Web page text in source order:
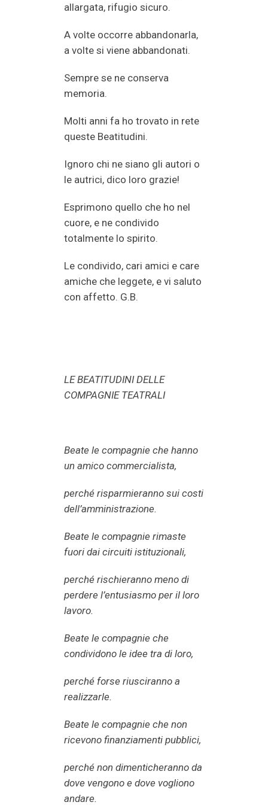
allargata, rifugio sicuro.
A volte occorre abbandonarla,
a volte si viene abbandonati.
Sempre se ne conserva
memoria.
Molti anni fa ho trovato in rete
queste Beatitudini.
Ignoro chi ne siano gli autori o
le autrici, dico loro grazie!
Esprimono quello che ho nel
cuore, e ne condivido
totalmente lo spirito.
Le condivido, cari amici e care
amiche che leggete, e vi saluto
con affetto. G.B.
LE BEATITUDINI DELLE
COMPAGNIE TEATRALI
Beate le compagnie che hanno
un amico commercialista,
perché risparmieranno sui costi
dell’amministrazione.
Beate le compagnie rimaste
fuori dai circuiti istituzionali,
perché rischieranno meno di
perdere l’entusiasmo per il loro
lavoro.
Beate le compagnie che
condividono le idee tra di loro,
perché forse riusciranno a
realizzarle.
Beate le compagnie che non
ricevono finanziamenti pubblici,
perché non dimenticheranno da
dove vengono e dove vogliono
andare.